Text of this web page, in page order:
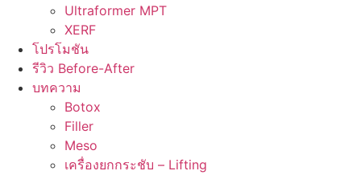
Ultraformer MPT
XERF
โปรโมชัน
รีวิว Before-After
บทความ
Botox
Filler
Meso
เครื่องยกกระชับ – Lifting